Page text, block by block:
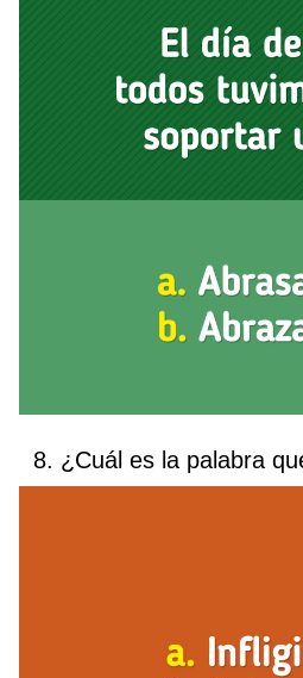
8. ¿Cuál es la palabra